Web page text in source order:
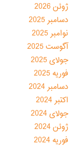
ژوئن 2026
دسامبر 2025
نوامبر 2025
آگوست 2025
جولای 2025
فوریه 2025
دسامبر 2024
اکتبر 2024
جولای 2024
ژوئن 2024
فوریه 2024